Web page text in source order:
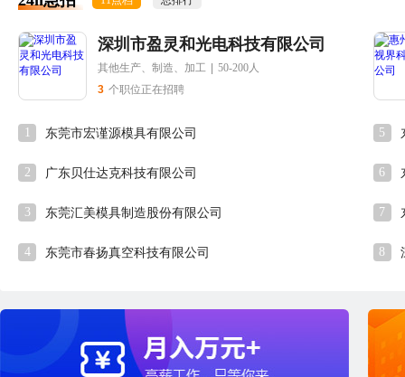
深圳市盈灵和光电科技有限公司
其他生产、制造、加工
50-200人
3 个职位正在招聘
1 东莞市宏谨源模具有限公司
2 广东贝仕达克科技有限公司
3 东莞汇美模具制造股份有限公司
4 东莞市春扬真空科技有限公司
5
6
7
8